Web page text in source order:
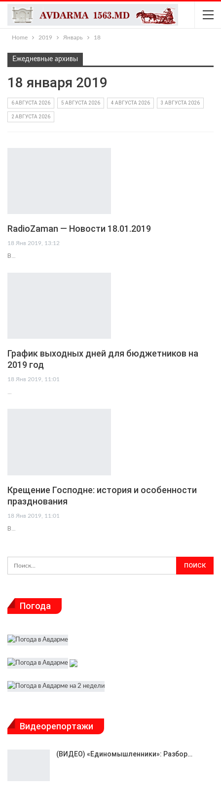
Home 2019 Январь 18
Ежедневные архивы
18 января 2019
6 АВГУСТА 2026 5 АВГУСТА 2026 4 АВГУСТА 2026 3 АВГУСТА 2026
2 АВГУСТА 2026
RadioZaman — Новости 18.01.2019
18 Янв 2019, 13:12
В…
График выходных дней для бюджетников на
2019 год
18 Янв 2019, 11:01
…
Крещение Господне: история и особенности
празднования
18 Янв 2019, 11:01
В…
Погода
Видеорепортажи
(ВИДЕО) «Единомышленники»: Разбор…